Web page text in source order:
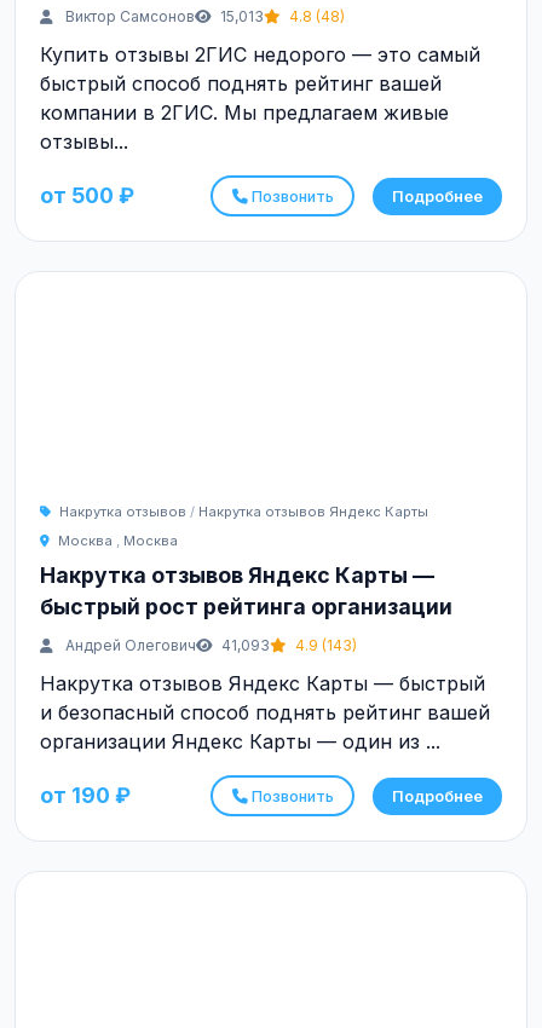
Виктор Самсонов 15,013 4.8 (48)
Купить отзывы 2ГИС недорого — это самый
быстрый способ поднять рейтинг вашей
компании в 2ГИС. Мы предлагаем живые
отзывы...
от 500 ₽ Позвонить Подробнее
Накрутка отзывов / Накрутка отзывов Яндекс Карты
Москва , Москва
Накрутка отзывов Яндекс Карты —
быстрый рост рейтинга организации
Андрей Олегович 41,093 4.9 (143)
Накрутка отзывов Яндекс Карты — быстрый
и безопасный способ поднять рейтинг вашей
организации Яндекс Карты — один из ...
от 190 ₽ Позвонить Подробнее